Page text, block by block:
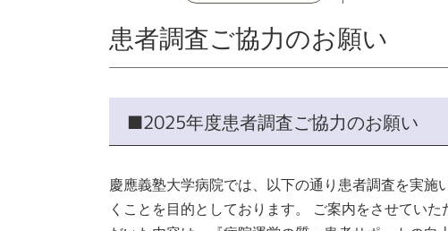
患者調査ご協力のお願い
■2025年度患者調査ご協力のお願い
慶應義塾大学病院では、以下の通り患者調査を実施
くことを目的としております。
ご案内をさせてい